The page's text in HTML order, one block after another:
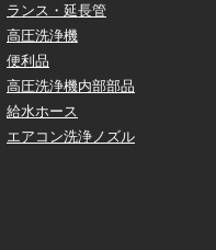
ランス・延長管
高圧洗浄機
便利品
高圧洗浄機内部部品
給水ホース
エアコン洗浄ノズル